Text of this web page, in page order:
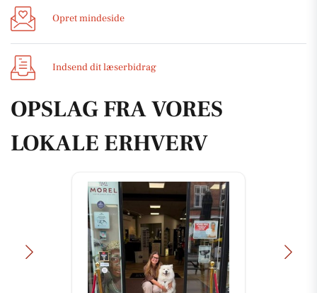
Opret mindeside
Indsend dit læserbidrag
OPSLAG FRA VORES
LOKALE ERHVERV